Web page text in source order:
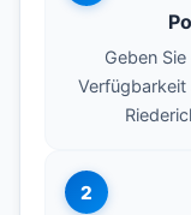
Geben
Verfügbarkeit
2